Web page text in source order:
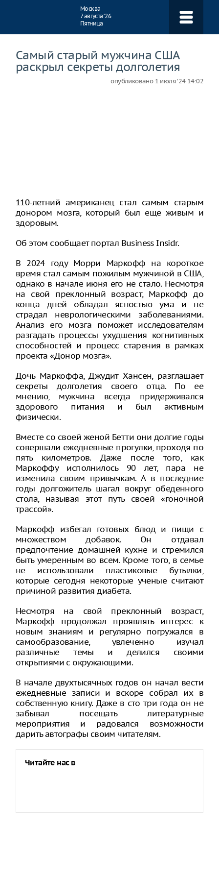
Москва
7 августа ‘26
Пятница
Самый старый мужчина США
раскрыл секреты долголетия
опубликовано 1 июля ‘24 14:02
110-летний американец стал самым старым
донором мозга, который был еще живым и
здоровым.
Об этом сообщает портал Business Insidr.
В 2024 году Морри Маркофф на короткое
время стал самым пожилым мужчиной в США,
однако в начале июня его не стало. Несмотря
на свой преклонный возраст, Маркофф до
конца дней обладал ясностью ума и не
страдал неврологическими заболеваниями.
Анализ его мозга поможет исследователям
разгадать процессы ухудшения когнитивных
способностей и процесс старения в рамках
проекта «Донор мозга».
Дочь Маркоффа, Джудит Хансен, разглашает
секреты долголетия своего отца. По ее
мнению, мужчина всегда придерживался
здорового питания и был активным
физически.
Вместе со своей женой Бетти они долгие годы
совершали ежедневные прогулки, проходя по
пять километров. Даже после того, как
Маркоффу исполнилось 90 лет, пара не
изменила своим привычкам. А в последние
годы долгожитель шагал вокруг обеденного
стола, называя этот путь своей «гоночной
трассой».
Маркофф избегал готовых блюд и пищи с
множеством добавок. Он отдавал
предпочтение домашней кухне и стремился
быть умеренным во всем. Кроме того, в семье
не использовали пластиковые бутылки,
которые сегодня некоторые ученые считают
причиной развития диабета.
Несмотря на свой преклонный возраст,
Маркофф продолжал проявлять интерес к
новым знаниям и регулярно погружался в
самообразование, увлеченно изучал
различные темы и делился своими
открытиями с окружающими.
В начале двухтысячных годов он начал вести
ежедневные записи и вскоре собрал их в
собственную книгу. Даже в сто три года он не
забывал посещать литературные
мероприятия и радовался возможности
дарить автографы своим читателям.
Читайте нас в